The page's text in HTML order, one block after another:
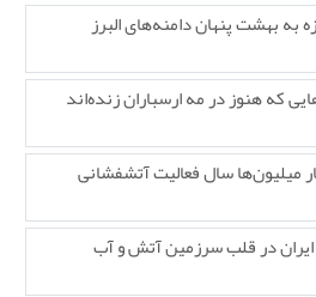
به بهشت پنهان دامنه‌های البرز
که هنوز در مه ارسباران زنده‌اند
میلیون‌ها سال فعالیت آتشفشانی
در قلب سرزمین آتش و آب